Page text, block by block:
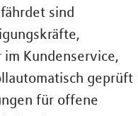
sind
Kundenservice,
geprüft
für offene